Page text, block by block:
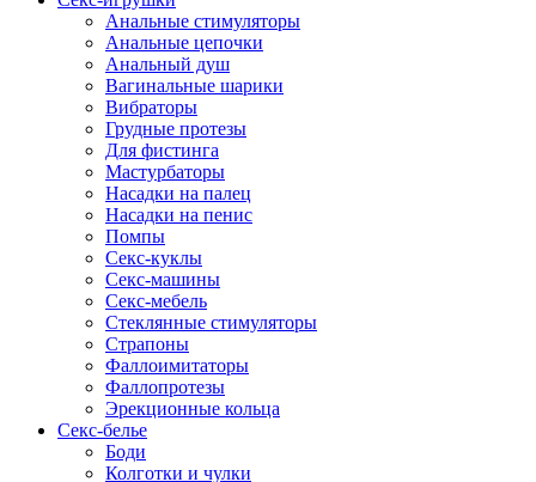
Анальные стимуляторы
Анальные цепочки
Анальный душ
Вагинальные шарики
Вибраторы
Грудные протезы
Для фистинга
Мастурбаторы
Насадки на палец
Насадки на пенис
Помпы
Секс-куклы
Секс-машины
Секс-мебель
Стеклянные стимуляторы
Страпоны
Фаллоимитаторы
Фаллопротезы
Эрекционные кольца
Секс-белье
Боди
Колготки и чулки